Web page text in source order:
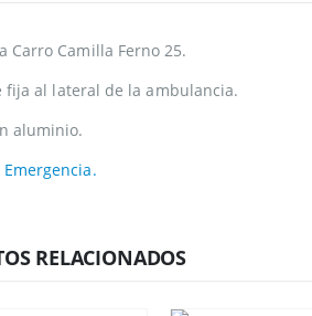
Carro Camilla Ferno 25.
fija al lateral de la ambulancia.
aluminio.
RELACIONADOS